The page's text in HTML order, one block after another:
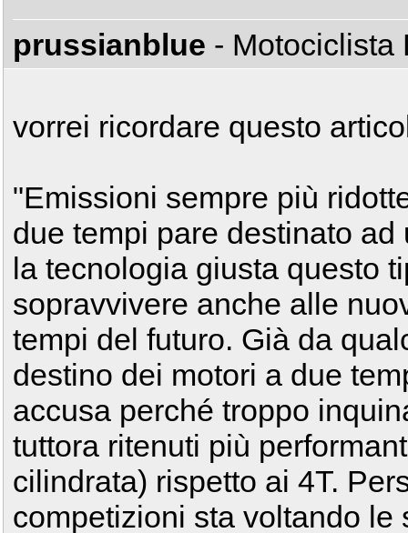
prussianblue -
vorrei ricordare questo
"Emissioni sempre più
due tempi pare destinato
la tecnologia giusta questo
sopravvivere anche alle
tempi del futuro. Già da
destino dei motori a due
accusa perché troppo
tuttora ritenuti più
cilindrata) rispetto ai 4T.
competizioni sta voltando le